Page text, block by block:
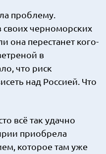
проблему.
черноморских
она перестанет кого-
в
что риск
над Россией. Что
всё так удачно
приобрела
которое там уже